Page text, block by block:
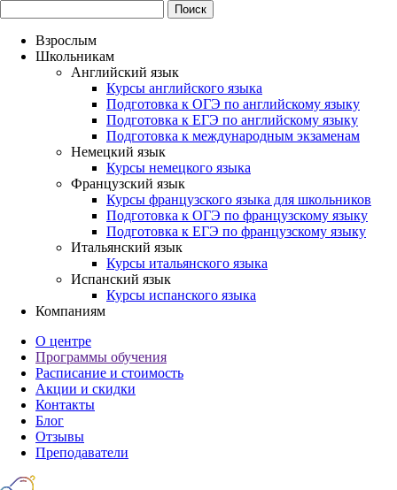
Взрослым
Школьникам
Английский язык
Курсы английского языка
Подготовка к ОГЭ по английскому языку
Подготовка к ЕГЭ по английскому языку
Подготовка к международным экзаменам
Немецкий язык
Курсы немецкого языка
Французский язык
Курсы французского языка для школьников
Подготовка к ОГЭ по французскому языку
Подготовка к ЕГЭ по французскому языку
Итальянский язык
Курсы итальянского языка
Испанский язык
Курсы испанского языка
Компаниям
О центре
Программы обучения
Расписание и стоимость
Акции и скидки
Контакты
Блог
Отзывы
Преподаватели